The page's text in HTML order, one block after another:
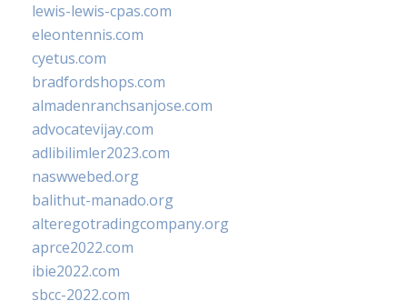
lewis-lewis-cpas.com
eleontennis.com
cyetus.com
bradfordshops.com
almadenranchsanjose.com
advocatevijay.com
adlibilimler2023.com
naswwebed.org
balithut-manado.org
alteregotradingcompany.org
aprce2022.com
ibie2022.com
sbcc-2022.com